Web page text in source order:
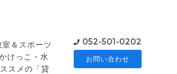
＆スポーツ
けっこ・水
スメの「貸
052-501-0202
お問い合わせ